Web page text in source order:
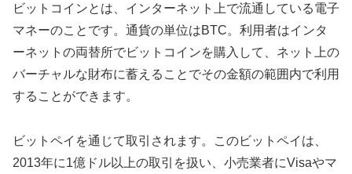
ビットコインとは、インターネット上で流通している電子
マネーのことです。通貨の単位はBTC。利用者はインタ
ーネットの両替所でビットコインを購入して、ネット上の
バーチャルな財布に蓄えることでその金額の範囲内で利用
することができます。
ビットペイを通じて取引されます。このビットペイは、
2013年に1億ドル以上の取引を扱い、小売業者にVisaやマ